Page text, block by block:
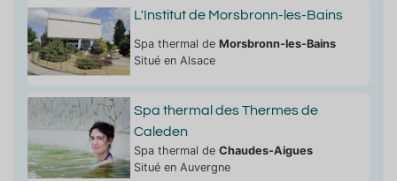
L'Institut de Morsbronn-les-Bains
Spa thermal de Morsbronn-les-Bains
Situé en Alsace
Spa thermal des Thermes de
Caleden
Spa thermal de Chaudes-Aigues
Situé en Auvergne